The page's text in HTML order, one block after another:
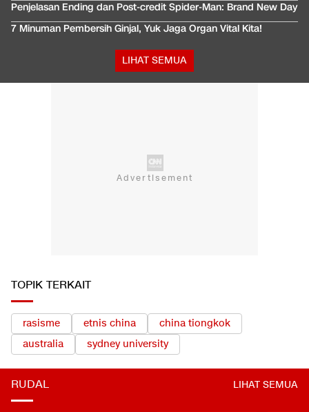
Penjelasan Ending dan Post-credit Spider-Man: Brand New Day
7 Minuman Pembersih Ginjal, Yuk Jaga Organ Vital Kita!
LIHAT SEMUA
TOPIK TERKAIT
rasisme etnis china
china tiongkok
australia
sydney university
RUDAL LIHAT SEMUA